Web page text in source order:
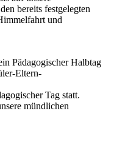
bereits festgelegten
und
Pädagogischer Halbtag
Eltern-
Tag statt.
mündlichen